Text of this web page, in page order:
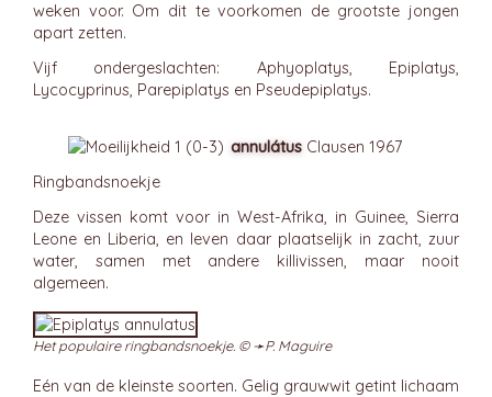
weken voor. Om dit te voorkomen de grootste jongen
apart zetten.
Vijf ondergeslachten: Aphyoplatys, Epiplatys,
Lycocyprinus, Parepiplatys en Pseudepiplatys.
annulátus Clausen 1967
Ringbandsnoekje
Deze vissen komt voor in West-Afrika, in Guinee, Sierra
Leone en Liberia, en leven daar plaatselijk in zacht, zuur
water, samen met andere killivissen, maar nooit
algemeen.
Het populaire ringbandsnoekje. © ➛P. Maguire
Eén van de kleinste soorten. Gelig grauwwit getint lichaam